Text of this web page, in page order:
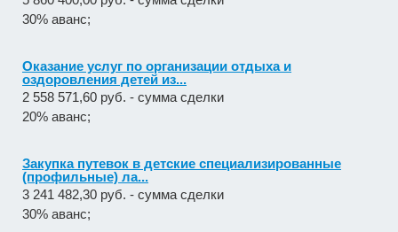
30% аванс;
Оказание услуг по организации отдыха и
оздоровления детей из...
2 558 571,60 руб. - сумма сделки
20% аванс;
Закупка путевок в детские специализированные
(профильные) ла...
3 241 482,30 руб. - сумма сделки
30% аванс;